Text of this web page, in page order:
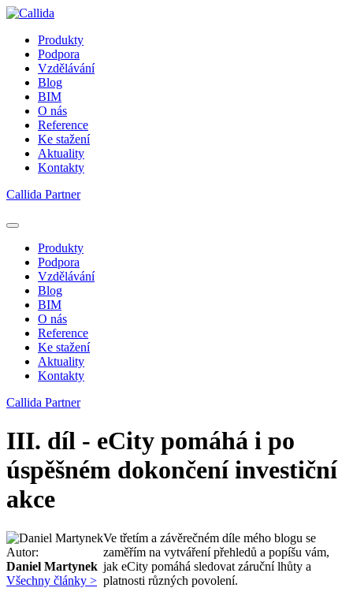
Produkty
Podpora
Vzdělávání
Blog
BIM
O nás
Reference
Ke stažení
Aktuality
Kontakty
Callida Partner
Produkty
Podpora
Vzdělávání
Blog
BIM
O nás
Reference
Ke stažení
Aktuality
Kontakty
Callida Partner
III. díl - eCity pomáhá i po
úspěšném dokončení investiční
akce
Autor:
Daniel Martynek
Všechny články >
Ve třetím a závěrečném díle mého blogu se
zaměřím na vytváření přehledů a popíšu vám,
jak eCity pomáhá sledovat záruční lhůty a
platnosti různých povolení.